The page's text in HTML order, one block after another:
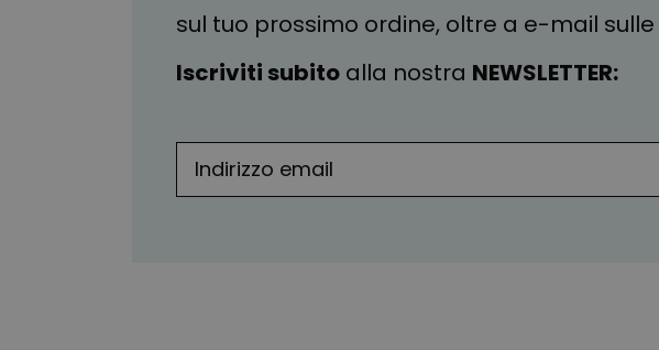
sul tuo prossimo ordine, oltre a e-mail sulle
Iscriviti subito alla nostra NEWSLETTER: